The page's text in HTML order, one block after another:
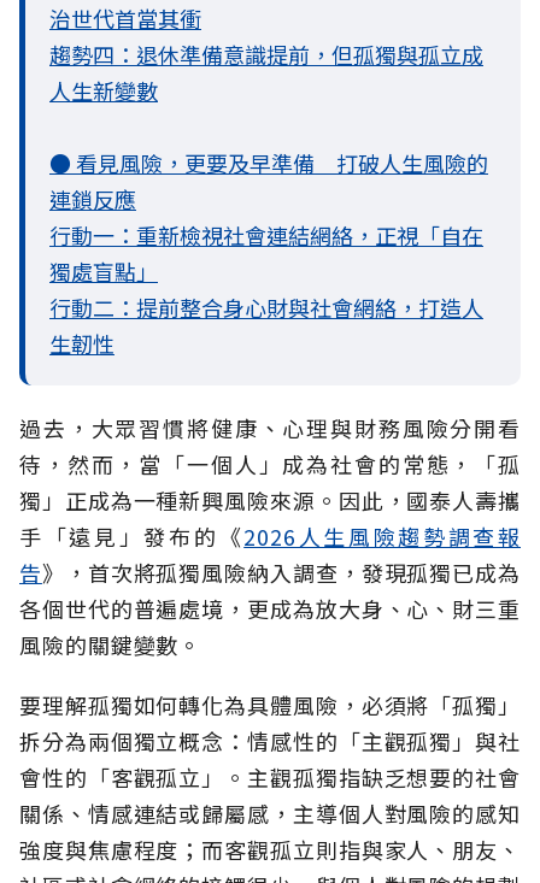
治世代首當其衝
趨勢四：退休準備意識提前，但孤獨與孤立成
人生新變數
● 看見風險，更要及早準備 打破人生風險的
連鎖反應
行動一：重新檢視社會連結網絡，正視「自在
獨處盲點」
行動二：提前整合身心財與社會網絡，打造人
生韌性
過去，大眾習慣將健康、心理與財務風險分開看
待，然而，當「一個人」成為社會的常態，「孤
獨」正成為一種新興風險來源。因此，國泰人壽攜
手「遠見」發布的《2026人生風險趨勢調查報
告》，首次將孤獨風險納入調查，發現孤獨已成為
各個世代的普遍處境，更成為放大身、心、財三重
風險的關鍵變數。
要理解孤獨如何轉化為具體風險，必須將「孤獨」
拆分為兩個獨立概念：情感性的「主觀孤獨」與社
會性的「客觀孤立」。主觀孤獨指缺乏想要的社會
關係、情感連結或歸屬感，主導個人對風險的感知
強度與焦慮程度；而客觀孤立則指與家人、朋友、